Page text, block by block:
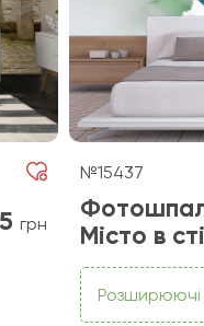
грн
№15437
Місто в
Розширюючі